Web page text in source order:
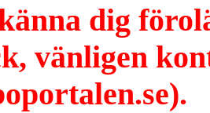
dig
vänligen